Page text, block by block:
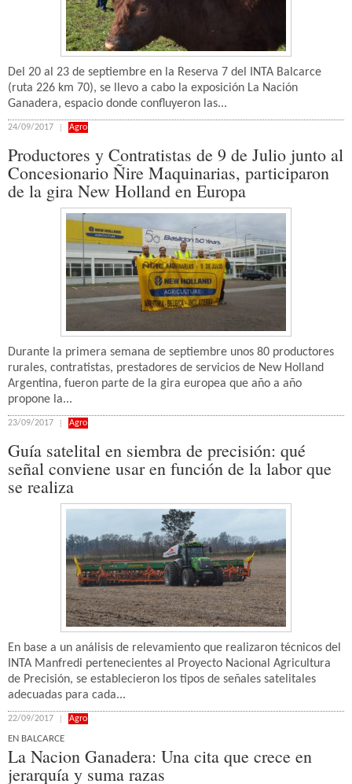
Del 20 al 23 de septiembre en la Reserva 7 del INTA Balcarce
(ruta 226 km 70), se llevo a cabo la exposición La Nación
Ganadera, espacio donde confluyeron las...
24/09/2017 Agro
Productores y Contratistas de 9 de Julio junto al
Concesionario Ñire Maquinarias, participaron
de la gira New Holland en Europa
Durante la primera semana de septiembre unos 80 productores
rurales, contratistas, prestadores de servicios de New Holland
Argentina, fueron parte de la gira europea que año a año
propone la...
23/09/2017 Agro
Guía satelital en siembra de precisión: qué
señal conviene usar en función de la labor que
se realiza
En base a un análisis de relevamiento que realizaron técnicos del
INTA Manfredi pertenecientes al Proyecto Nacional Agricultura
de Precisión, se establecieron los tipos de señales satelitales
adecuadas para cada...
22/09/2017 Agro
EN BALCARCE
La Nacion Ganadera: Una cita que crece en
jerarquía y suma razas